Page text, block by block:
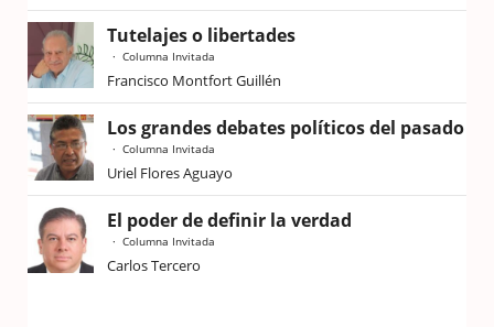
Tutelajes o libertades
Columna Invitada
Francisco Montfort Guillén
Los grandes debates políticos del pasado
Columna Invitada
Uriel Flores Aguayo
El poder de definir la verdad
Columna Invitada
Carlos Tercero